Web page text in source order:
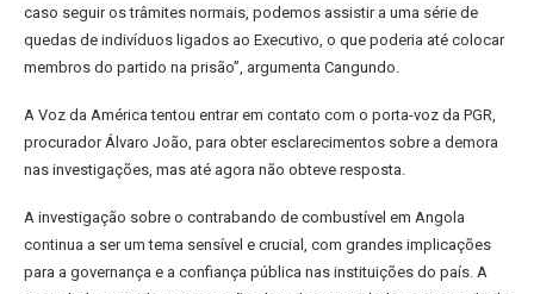
caso seguir os trâmites normais, podemos assistir a uma série de
quedas de indivíduos ligados ao Executivo, o que poderia até colocar
membros do partido na prisão”, argumenta Cangundo.
A Voz da América tentou entrar em contato com o porta-voz da PGR,
procurador Álvaro João, para obter esclarecimentos sobre a demora
nas investigações, mas até agora não obteve resposta.
A investigação sobre o contrabando de combustível em Angola
continua a ser um tema sensível e crucial, com grandes implicações
para a governança e a confiança pública nas instituições do país. A